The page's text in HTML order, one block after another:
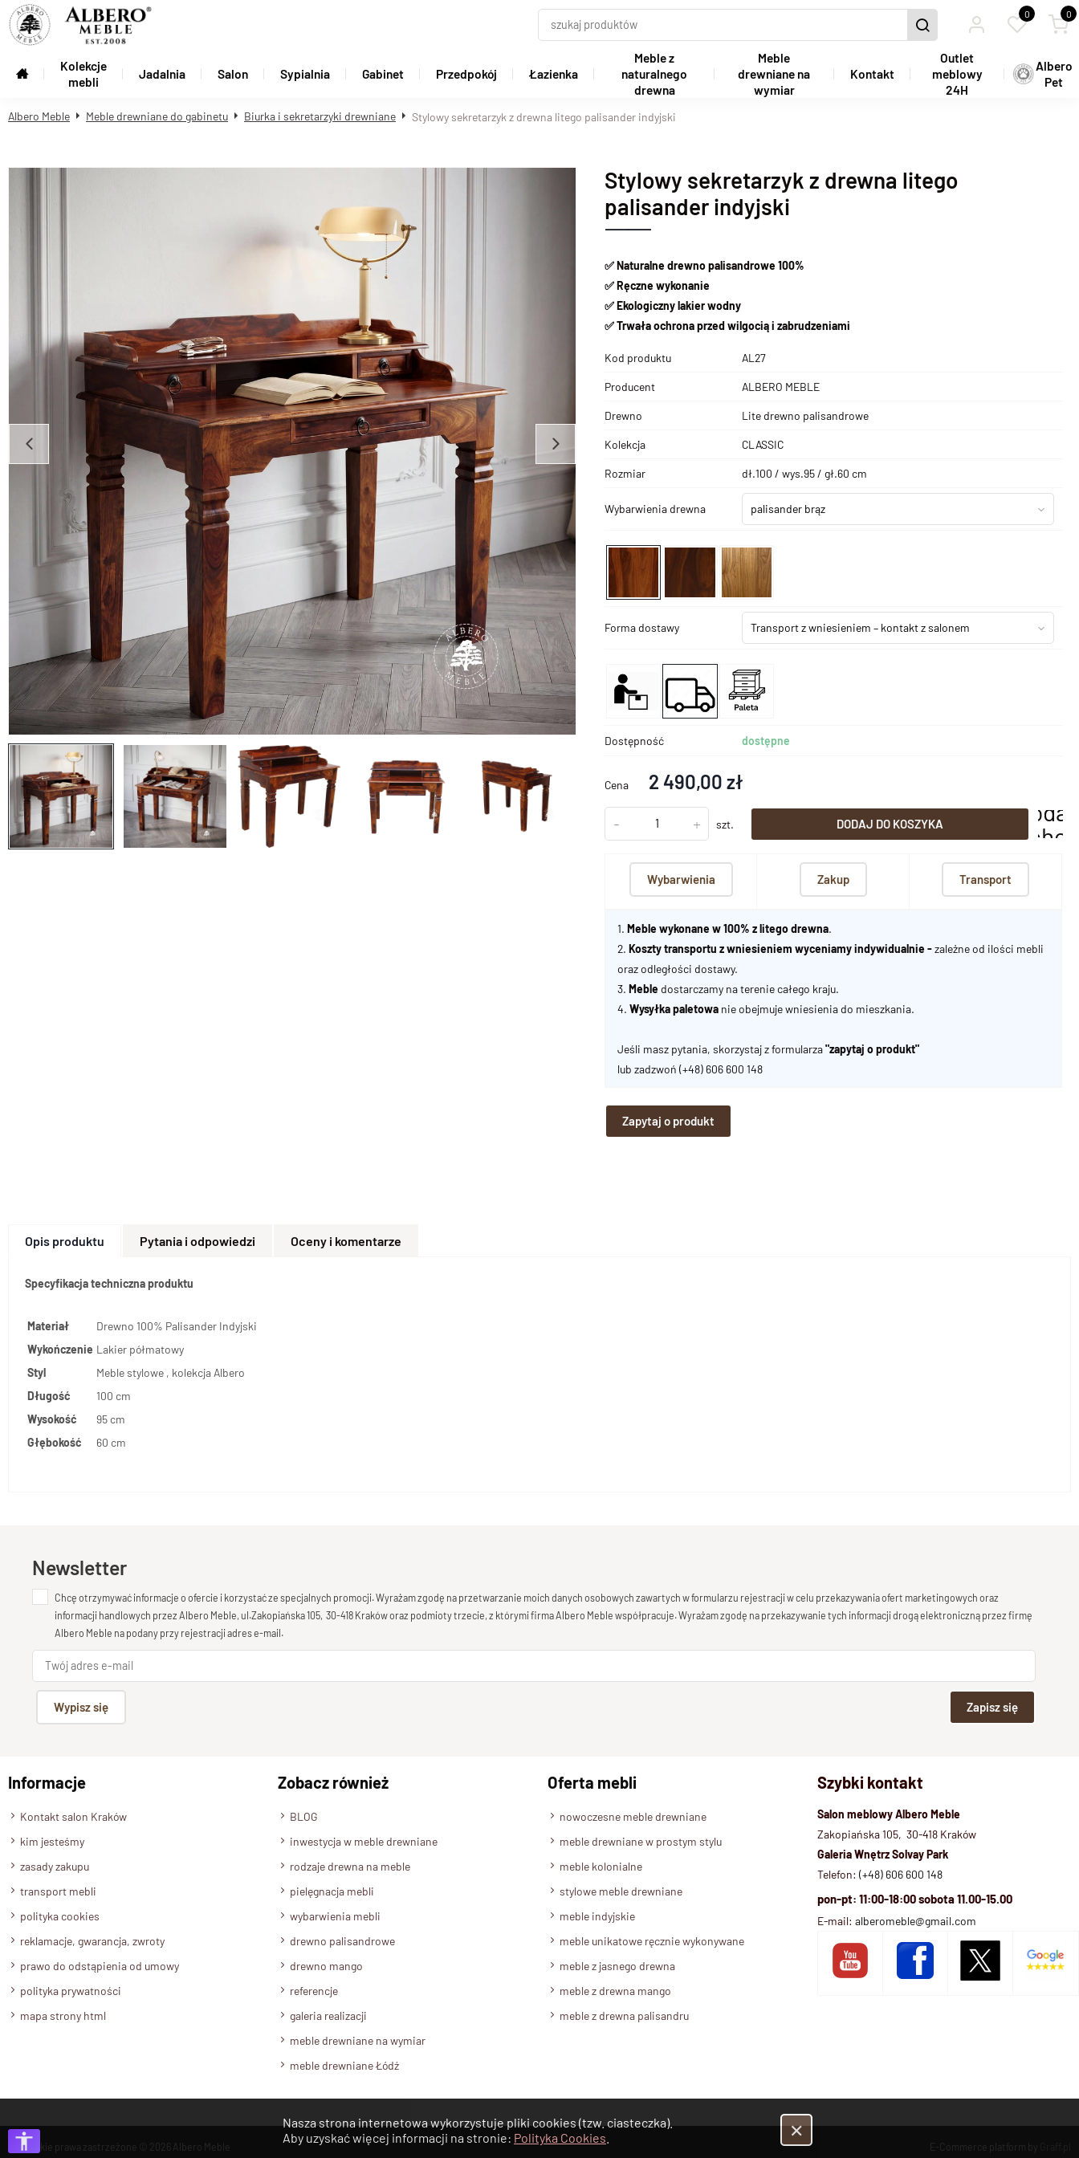
0 0
Kolekcje
mebli
Jadalnia Salon Sypialnia Gabinet Przedpokój Łazienka
Meble z
naturalnego
drewna
Meble
drewniane na
wymiar
Kontakt
Outlet
meblowy
24H
Albero
Pet
Albero Meble Meble drewniane do gabinetu Biurka i sekretarzyki drewniane Stylowy sekretarzyk z drewna litego palisander indyjski
Stylowy sekretarzyk z drewna litego
palisander indyjski
✅Naturalne drewno palisandrowe 100%
✅Ręczne wykonanie
✅Ekologiczny lakier wodny
✅Trwała ochrona przed wilgocią i zabrudzeniami
Kod produktu AL27
Producent ALBERO MEBLE
Drewno Lite drewno palisandrowe
Kolekcja CLASSIC
Rozmiar dł.100 / wys.95 / gł.60 cm
Wybarwienia drewna palisander brąz
Forma dostawy Transport z wniesieniem – kontakt z salonem
Dostępność dostępne
Cena 2 490,00 zł
- + szt. DODAJ DO KOSZYKA
dodaj
Wybarwienia Zakup Transport
1.Meble wykonane w 100% z litego drewna.
2.Koszty transportu z wniesieniem wyceniamy indywidualnie -zależne od ilości mebli
oraz odległości dostawy.
3.Meble dostarczamy na terenie całego kraju.
4.Wysyłka paletowa nie obejmuje wniesienia do mieszkania.
Jeśli masz pytania, skorzystaj z formularza"zapytaj o produkt"
lub zadzwoń(+48) 606 600 148
Zapytaj o produkt
Opis produktu Pytania i odpowiedzi Oceny i komentarze
Specyfikacja techniczna produktu
Materiał
Drewno 100% Palisander Indyjski
Wykończenie Lakier półmatowy
Styl
Meble stylowe , kolekcja Albero
Długość
100 cm
Wysokość
95 cm
Głębokość
60 cm
Newsletter
Chcę otrzymywać informacje o ofercie i korzystać ze specjalnych promocji. Wyrażam zgodę na przetwarzanie moich danych osobowych zawartych w formularzu rejestracji w celu przekazywania ofert marketingowych oraz
informacji handlowych przez Albero Meble, ul.Zakopiańska 105, 30-418 Kraków oraz podmioty trzecie, z którymi firma Albero Meble współpracuje. Wyrażam zgodę na przekazywanie tych informacji drogą elektroniczną przez firmę
Albero Meble na podany przy rejestracji adres e-mail.
Wypisz się Zapisz się
Informacje
Kontakt salon Kraków
kim jesteśmy
zasady zakupu
transport mebli
polityka cookies
reklamacje, gwarancja, zwroty
prawo do odstąpienia od umowy
polityka prywatności
mapa strony html
Zobacz również
BLOG
inwestycja w meble drewniane
rodzaje drewna na meble
pielęgnacja mebli
wybarwienia mebli
drewno palisandrowe
drewno mango
referencje
galeria realizacji
meble drewniane na wymiar
meble drewniane Łódź
Oferta mebli
nowoczesne meble drewniane
meble drewniane w prostym stylu
meble kolonialne
stylowe meble drewniane
meble indyjskie
meble unikatowe ręcznie wykonywane
meble z jasnego drewna
meble z drewna mango
meble z drewna palisandru
Szybki kontakt
Salon meblowy Albero Meble
Zakopiańska 105, 30-418 Kraków
Galeria Wnętrz Solvay Park
Telefon: (+48) 606 600 148
pon-pt: 11:00-18:00 sobota 11.00-15.00
E-mail: alberomeble@gmail.com
Wszystkie prawa zastrzeżone © 2026 Albero Meble E-Commerce platform by
Nasza strona internetowa wykorzystuje pliki cookies (tzw. ciasteczka).
Aby uzyskać więcej informacji na stronie: Polityka Cookies ✕